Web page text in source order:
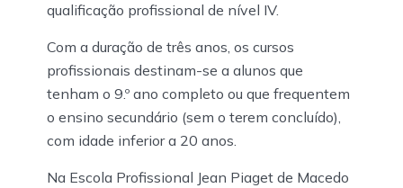
qualificação profissional de nível IV.
Com a duração de três anos, os cursos
profissionais destinam-se a alunos que
tenham o 9.º ano completo ou que frequentem
o ensino secundário (sem o terem concluído),
com idade inferior a 20 anos.
Na Escola Profissional Jean Piaget de Macedo